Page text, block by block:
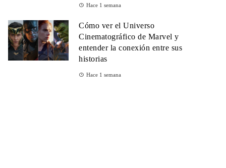
Hace 1 semana
Cómo ver el Universo
Cinematográfico de Marvel y
entender la conexión entre sus
historias
Hace 1 semana